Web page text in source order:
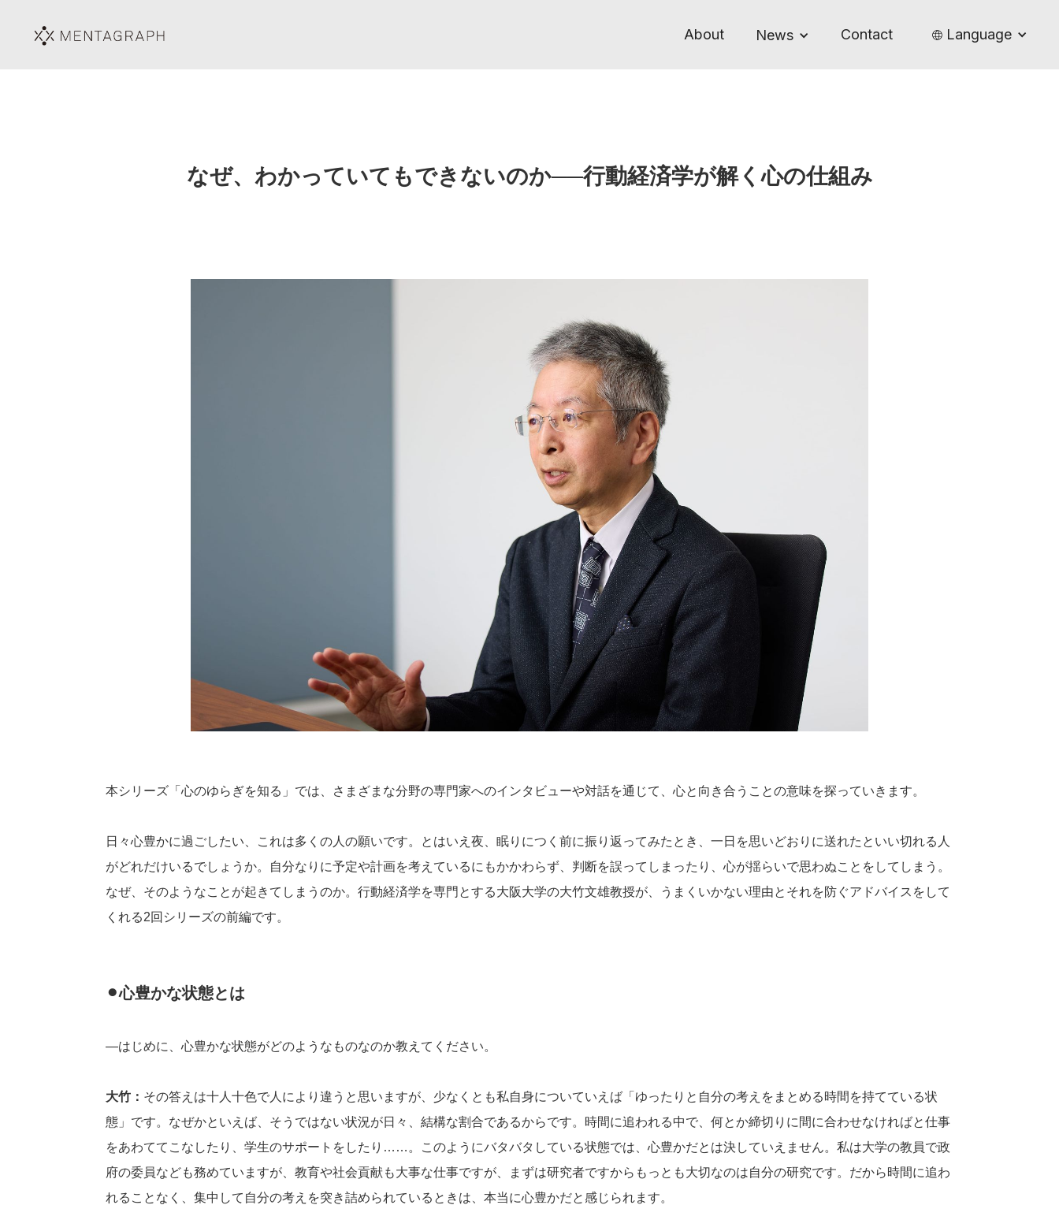
About News Contact Language
なぜ、わかっていてもできないのか──行動経済学が解く心の仕組み
本シリーズ「心のゆらぎを知る」では、さまざまな分野の専門家へのインタビューや対話を通じて、心と向き合うことの意味を探っていきます。
日々心豊かに過ごしたい、これは多くの人の願いです。とはいえ夜、眠りにつく前に振り返ってみたとき、一日を思いどおりに送れたといい切れる人
がどれだけいるでしょうか。自分なりに予定や計画を考えているにもかかわらず、判断を誤ってしまったり、心が揺らいで思わぬことをしてしまう。
なぜ、そのようなことが起きてしまうのか。行動経済学を専門とする大阪大学の大竹文雄教授が、うまくいかない理由とそれを防ぐアドバイスをして
くれる2回シリーズの前編です。
⚫︎心豊かな状態とは
―はじめに、心豊かな状態がどのようなものなのか教えてください。
大竹： その答えは十人十色で人により違うと思いますが、少なくとも私自身についていえば「ゆったりと自分の考えをまとめる時間を持てている状
態」です。なぜかといえば、そうではない状況が日々、結構な割合であるからです。時間に追われる中で、何とか締切りに間に合わせなければと仕事
をあわててこなしたり、学生のサポートをしたり……。このようにバタバタしている状態では、心豊かだとは決していえません。私は大学の教員で政
府の委員なども務めていますが、教育や社会貢献も大事な仕事ですが、まずは研究者ですからもっとも大切なのは自分の研究です。だから時間に追わ
れることなく、集中して自分の考えを突き詰められているときは、本当に心豊かだと感じられます。